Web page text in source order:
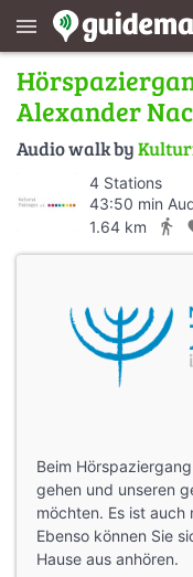
menu
Alexander
Audio walk by
4 Stations
43:50 min
1.64 km
directions_walk
Beim
gehen und unseren
möchten. Es ist auch
Ebenso können Sie
Hause aus anhören.